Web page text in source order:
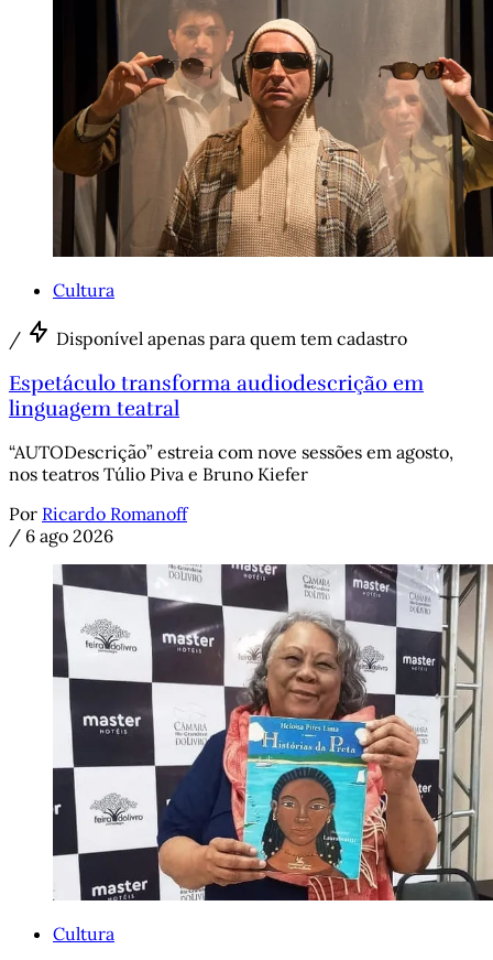
Cultura
/ Disponível apenas para quem tem cadastro
Espetáculo transforma audiodescrição em
linguagem teatral
“AUTODescrição” estreia com nove sessões em agosto,
nos teatros Túlio Piva e Bruno Kiefer
Por Ricardo Romanoff
/ 6 ago 2026
Cultura